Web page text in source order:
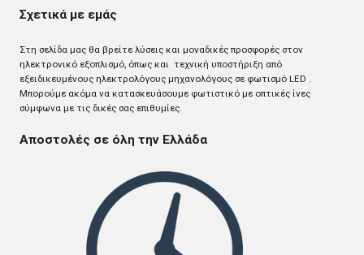
Σχετικά με εμάς
Στη σελίδα μας θα βρείτε λύσεις και μοναδικές προσφορές στον
ηλεκτρονικό εξοπλισμό, όπως και τεχνική υποστήριξη από
εξειδικευμένους ηλεκτρολόγους μηχανολόγους σε φωτισμό LED .
Mπορούμε ακόμα να κατασκευάσουμε φωτιστικό με οπτικές ίνες
σύμφωνα με τις δικές σας επιθυμίες.
Αποστολές σε όλη την Ελλάδα